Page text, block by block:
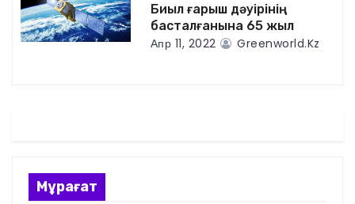
а
п
м
Биыл ғарыш дәуірінің
басталғанына 65 жыл
Апр 11, 2022 Greenworld.kz
Мұрағат